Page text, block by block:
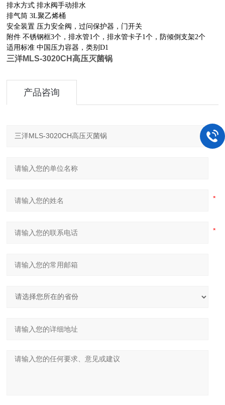
排水方式 排水阀手动排水
排气筒 3L聚乙烯桶
安全装置 压力安全阀，过问保护器，门开关
附件 不锈钢框3个，排水管1个，排水管卡子1个，防倾倒支架2个
适用标准 中国压力容器，类别D1
三洋MLS-3020CH高压灭菌锅
产品咨询